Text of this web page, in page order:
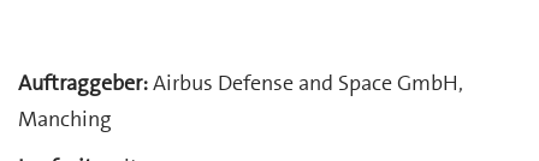
Auftraggeber:Airbus Defense and Space GmbH,
Manching